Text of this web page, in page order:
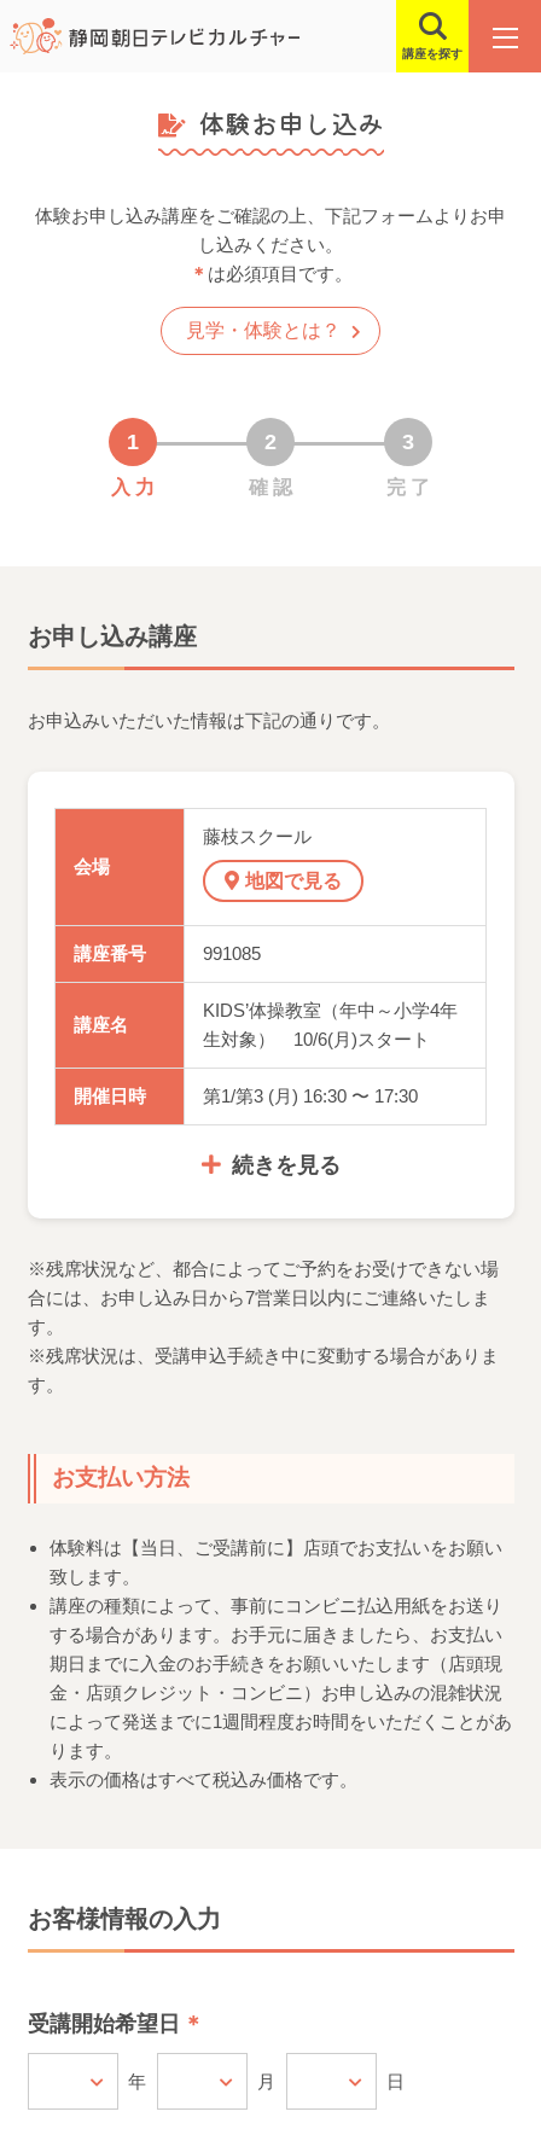
講座を探す
体験お申し込み
体験お申し込み講座をご確認の上、下記フォームよりお申
し込みください。
＊ は必須項目です。
見学・体験とは？
入 力 確 認 完 了
お申し込み講座
お申込みいただいた情報は下記の通りです。
会場
藤枝スクール
地図で見る
講座番号 991085
講座名
KIDS’体操教室（年中～小学4年
生対象） 10/6(月)スタート
開催日時 第1/第3 (月) 16:30 〜 17:30
続きを見る
※残席状況など、都合によってご予約をお受けできない場
合には、お申し込み日から7営業日以内にご連絡いたしま
す。
※残席状況は、受講申込手続き中に変動する場合がありま
す。
お支払い方法
体験料は【当日、ご受講前に】店頭でお支払いをお願い
致します。
講座の種類によって、事前にコンビニ払込用紙をお送り
する場合があります。お手元に届きましたら、お支払い
期日までに入金のお手続きをお願いいたします（店頭現
金・店頭クレジット・コンビニ）お申し込みの混雑状況
によって発送までに1週間程度お時間をいただくことがあ
ります。
表示の価格はすべて税込み価格です。
お客様情報の入力
受講開始希望日
年 月 日